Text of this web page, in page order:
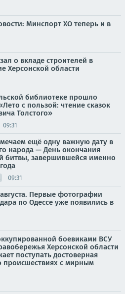
Минспорт ХО теперь и в
о вкладе строителей в
Херсонской области
библиотеке прошло
с пользой: чтение сказок
Толстого»
09:31
ещё одну важную дату в
народа — День окончания
битвы, завершившейся именно
09:31
Первые фотографии
по Одессе уже появились в
боевиками ВСУ
Херсонской области
поступать достоверная
с мирным